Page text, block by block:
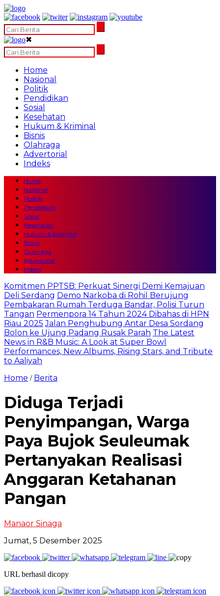
✖
Home
Nasional
Politik
Pendidikan
Sosial
Kesehatan
Hukum & Kriminal
Bisnis
Olahraga
Advertorial
Indeks
Home
Nasional
Politik
Pendidikan
Sosial
Kesehatan
Hukum & Kriminal
Bisnis
Olahraga
Advertorial
Indeks
Komitmen PPTSB: Perkuat Sinergi Demi Kemajuan
Deli Serdang Demo Narkoba di Rohil Berujung
Pembakaran Rumah Terduga Bandar, Polisi Turun
Tangan Permenpora 14 Tahun 2024 Dibahas di HPN
Riau 2025 Jalan Penghubung Antar Desa Sordang
Bolon ke Ujung Padang Rusak Parah The Latest
News in R&B Music: A Look at Super Bowl
Performances, New Albums, Rising Stars, and Tribute
to Aaliyah
Home / Berita
Diduga Terjadi
Penyimpangan, Warga
Paya Bujok Seuleumak
Pertanyakan Realisasi
Anggaran Ketahanan
Pangan
Manaor Sinaga
Jumat, 5 Desember 2025
URL berhasil dicopy